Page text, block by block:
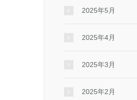
2025年5月
2025年4月
2025年3月
2025年2月